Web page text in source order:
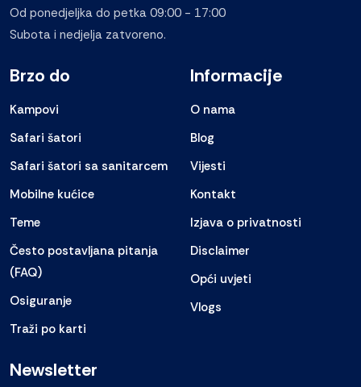
Od ponedjeljka do petka 09:00 - 17:00
Subota i nedjelja zatvoreno.
Brzo do
Kampovi
Safari šatori
Safari šatori sa sanitarcem
Mobilne kućice
Teme
Često postavljana pitanja
(FAQ)
Osiguranje
Traži po karti
Informacije
O nama
Blog
Vijesti
Kontakt
Izjava o privatnosti
Disclaimer
Opći uvjeti
Vlogs
Newsletter